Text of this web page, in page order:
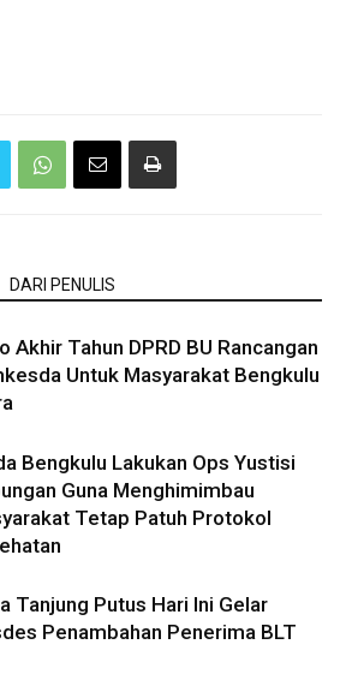
DARI PENULIS
Akhir Tahun DPRD BU Rancangan
Untuk Masyarakat Bengkulu
Bengkulu Lakukan Ops Yustisi
Guna Menghimimbau
Tetap Patuh Protokol
Tanjung Putus Hari Ini Gelar
Penambahan Penerima BLT